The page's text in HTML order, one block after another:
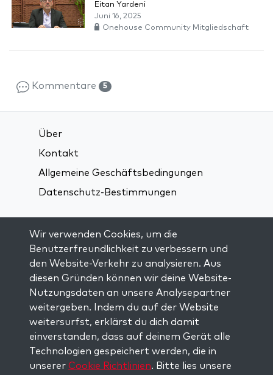
Eitan Yardeni
Juni 16, 2025
Onehouse Community Mitgliedschaft
Kommentare 5
Über
Kontakt
Allgemeine Geschäftsbedingungen
Datenschutz-Bestimmungen
Verbindung über soziale Medien:
Visit kabbalah master classes
AUF DEM LAUFENDEN BLEIBEN
Trage dich in unsere Mailingliste ein und
erhalte wöchentlich neue Anregungen in
deinem Posteingang.
Wir verwenden Cookies, um die
Benutzerfreundlichkeit zu verbessern und
den Website-Verkehr zu analysieren. Aus
diesen Gründen können wir deine Website-
Nutzungsdaten an unsere Analysepartner
weitergeben. Indem du auf der Website
weitersurfst, erklärst du dich damit
einverstanden, dass auf deinem Gerät alle
Technologien gespeichert werden, die in
unserer Cookie Richtlinien. Bitte lies unsere